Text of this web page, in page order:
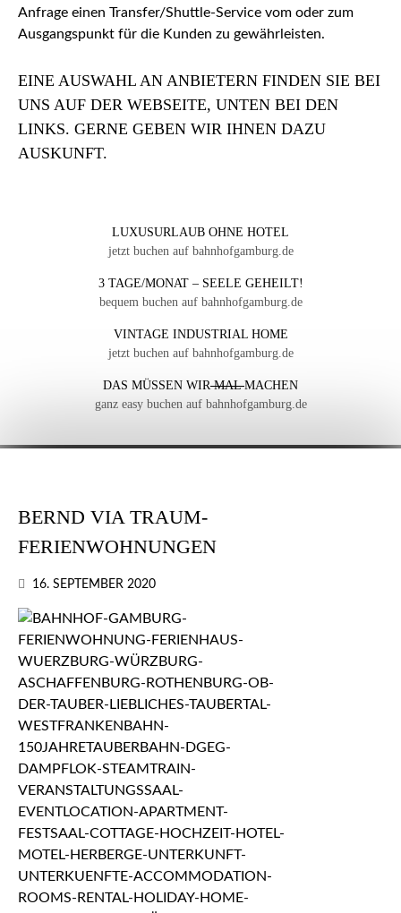
Anfrage einen Transfer/Shuttle-Service vom oder zum
Ausgangspunkt für die Kunden zu gewährleisten.
EINE AUSWAHL AN ANBIETERN FINDEN SIE BEI
UNS AUF DER WEBSEITE, UNTEN BEI DEN
LINKS. GERNE GEBEN WIR IHNEN DAZU
AUSKUNFT.
LUXUSURLAUB OHNE HOTEL
jetzt buchen auf bahnhofgamburg.de
3 TAGE/MONAT – SEELE GEHEILT!
bequem buchen auf bahnhofgamburg.de
VINTAGE INDUSTRIAL HOME
jetzt buchen auf bahnhofgamburg.de
DAS MÜSSEN WIRMALMACHEN
ganz easy buchen auf bahnhofgamburg.de
BERND VIA TRAUM-
FERIENWOHNUNGEN
16. SEPTEMBER 2020